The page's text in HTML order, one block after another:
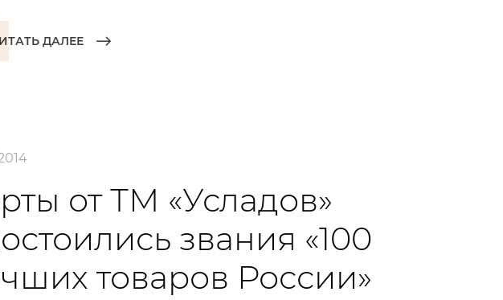
ДАЛЕЕ
от ТМ «Усладов»
звания «100
товаров России»